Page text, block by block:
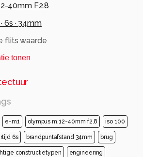
40mm F2.8
6s · 34mm
flits waarde
tonen
e-m1 olympus m.12-40mm f2.8 iso 100
6s brandpuntafstand 34mm brug
constructietypen engineering